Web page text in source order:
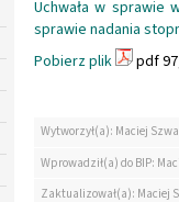
Uchwała w sprawie
sprawie nadania
Pobierz plik
pdf
Wytworzył(a): Maciej
Wprowadził(a) do BIP:
Zaktualizował(a): Maciej